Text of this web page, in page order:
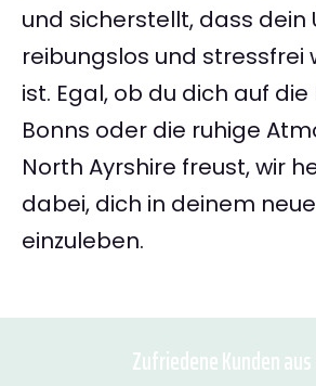
und sicherstellt, dass dein
reibungslos und stressfrei
ist. Egal, ob du dich auf
Bonns oder die ruhige
North Ayrshire freust, wir
dabei, dich in deinem
einzuleben.
Zufriedene Kunden